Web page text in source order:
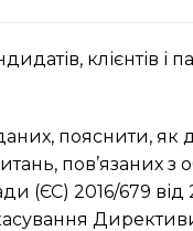
клієнтів і
пояснити, як
пов’язаних з
(ЄС) 2016/679 від